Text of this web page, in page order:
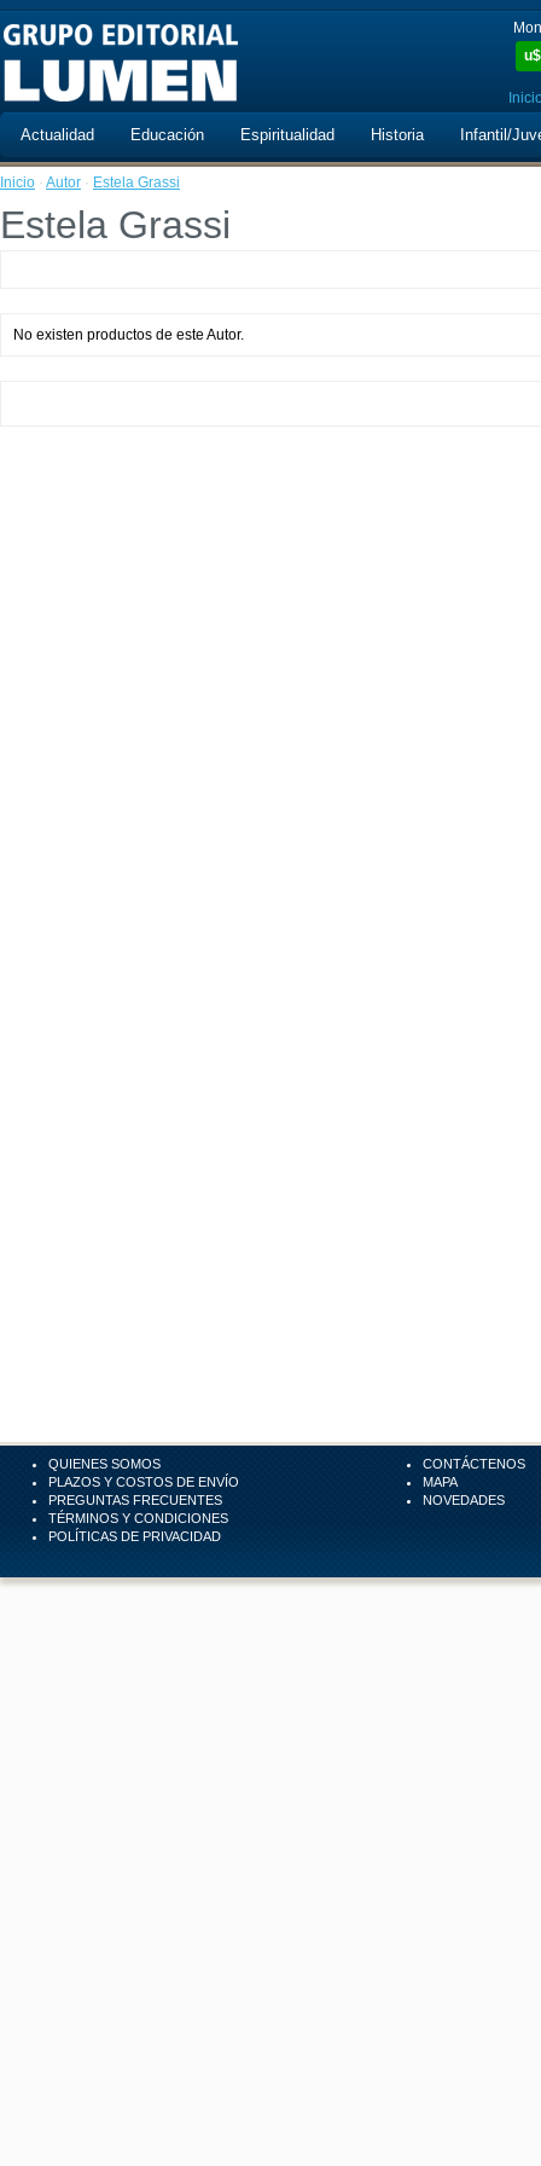
u$
Actualidad Educación Espiritualidad Historia Infantil/
Inicio · Autor · Estela Grassi
Estela Grassi
No existen productos de este Autor.
QUIENES SOMOS
PLAZOS Y COSTOS DE ENVÍO
PREGUNTAS FRECUENTES
TÉRMINOS Y CONDICIONES
POLÍTICAS DE PRIVACIDAD
CONTÁCTENOS
MAPA
NOVEDADES